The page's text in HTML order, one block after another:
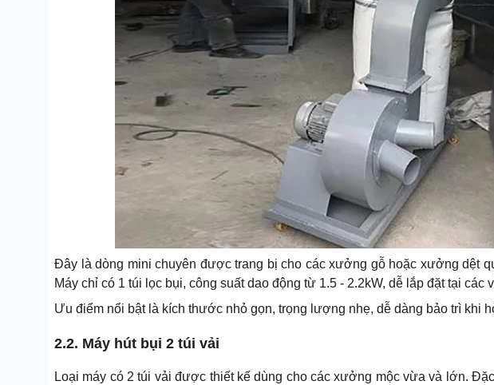
Đây là dòng mini chuyên được trang bị cho các xưởng gỗ hoặc xưởng dệt
Máy chỉ có 1 túi lọc bụi, công suất dao động từ 1.5 - 2.2kW, dễ lắp đặt tại các
Ưu điểm nổi bật là kích thước nhỏ gọn, trọng lượng nhẹ, dễ dàng bảo trì khi
2.2. Máy hút bụi 2 túi vải
Loại máy có 2 túi vải được thiết kế dùng cho các xưởng mộc vừa và lớn.